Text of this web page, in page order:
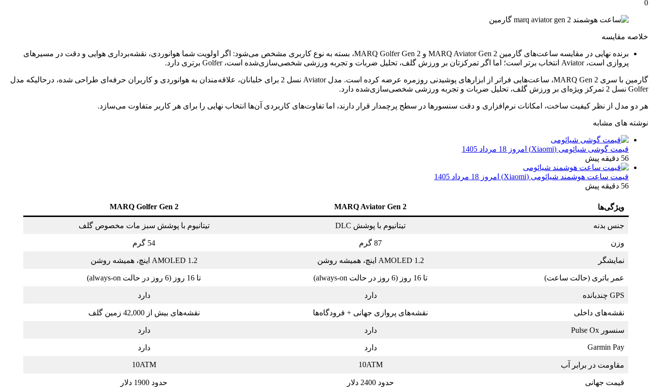
0
خلاصه مقایسه
برنده نهایی در مقایسه ساعت‌های گارمین MARQ Aviator Gen 2 و MARQ Golfer Gen 2، بسته به نوع کاربری مشخص می‌شود: اگر اولویت شما هوانوردی، نقشه‌برداری هوایی و دقت در مسیرهای
پروازی است، Aviator انتخاب برتر است؛ اما اگر تمرکزتان بر ورزش گلف، تحلیل ضربات و تجربه ورزشی شخصی‌سازی‌شده است، Golfer برتری دارد.
گارمین با سری MARQ Gen 2، ساعت‌هایی فراتر از ابزارهای پوشیدنی روزمره عرضه کرده است. مدل Aviator نسل 2 برای خلبانان، علاقه‌مندان به هوانوردی و کاربران حرفه‌ای طراحی شده، درحالیکه مدل
Golfer نسل 2 تمرکز ویژه‌ای بر ورزش گلف، تحلیل ضربات و تجربه ورزشی شخصی‌سازی‌شده دارد.
هر دو مدل از نظر کیفیت ساخت، امکانات نرم‌افزاری و دقت سنسورها در سطح پرچمدار قرار دارند، اما تفاوت‌های کاربردی آن‌ها انتخاب نهایی را برای هر کاربر متفاوت می‌سازد.
نوشته های مشابه
قیمت گوشی شیائومی (Xiaomi) امروز 18 مرداد 1405
56 دقیقه پیش
قیمت ساعت هوشمند شیائومی (Xiaomi) امروز 18 مرداد 1405
56 دقیقه پیش
ویژگی‌ها MARQ Aviator Gen 2
MARQ Golfer Gen 2
جنس بدنه تیتانیوم با پوشش DLC تیتانیوم با پوشش سبز مات مخصوص گلف
وزن 87 گرم 54 گرم
نمایشگر AMOLED 1.2 اینچ، همیشه روشن AMOLED 1.2 اینچ، همیشه روشن
عمر باتری (حالت ساعت) تا 16 روز (6 روز در حالت always-on) تا 16 روز (6 روز در حالت always-on)
GPS چندبانده دارد دارد
نقشه‌های داخلی نقشه‌های پروازی جهانی + فرودگاه‌ها نقشه‌های بیش از 42,000 زمین گلف
سنسور Pulse Ox دارد دارد
Garmin Pay دارد دارد
مقاومت در برابر آب 10ATM
10ATM
قیمت جهانی حدود 2400 دلار حدود 1900 دلار